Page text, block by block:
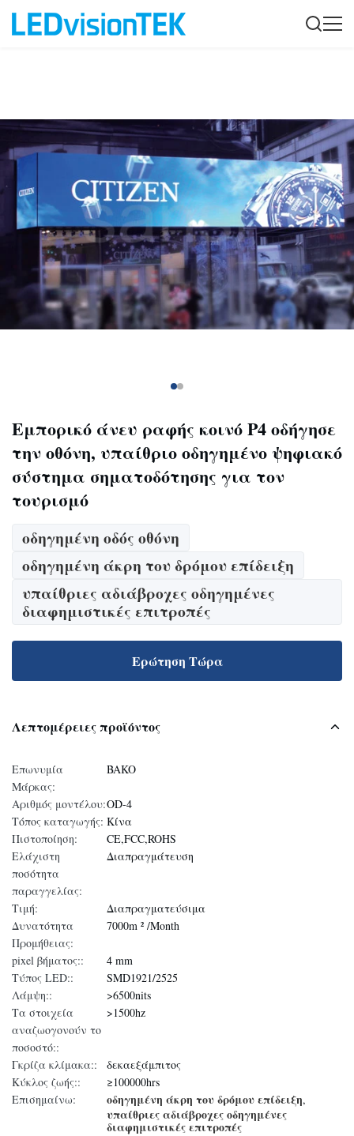
Εμπορικό άνευ ραφής κοινό P4 οδήγησε
την οθόνη, υπαίθριο οδηγημένο ψηφιακό
σύστημα σηματοδότησης για τον
τουρισμό
οδηγημένη οδός οθόνη
οδηγημένη άκρη του δρόμου επίδειξη
υπαίθριες αδιάβροχες οδηγημένες
διαφημιστικές επιτροπές
Ερώτηση Τώρα
Λεπτομέρειες προϊόντος
Επωνυμία
Μάρκας:
BAKO
Αριθμός μοντέλου:OD-4
Τόπος καταγωγής: Κίνα
Πιστοποίηση:
CE,FCC,ROHS
Ελάχιστη
ποσότητα
παραγγελίας:
Διαπραγμάτευση
Τιμή:
Διαπραγματεύσιμα
Δυνατότητα
Προμήθειας:
7000m ² /Month
pixel βήματος::
4 mm
Τύπος LED::
SMD1921/2525
Λάμψη::
>6500nits
Τα στοιχεία
αναζωογονούν το
ποσοστό::
>1500hz
Γκρίζα κλίμακα::
δεκαεξάμπιτος
Κύκλος ζωής::
≥100000hrs
Επισημαίνω:
οδηγημένη άκρη του δρόμου επίδειξη,
υπαίθριες αδιάβροχες οδηγημένες
διαφημιστικές επιτροπές